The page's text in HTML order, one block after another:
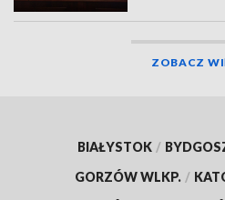
ZOBACZ
BIAŁYSTOK /
GORZÓW WLKP. /